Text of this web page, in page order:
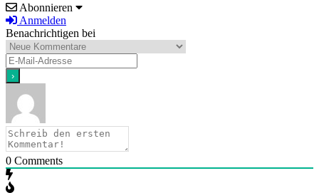
Abonnieren
Anmelden
Benachrichtigen bei
0 Comments